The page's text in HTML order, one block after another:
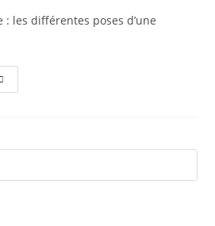
les différentes poses d’une